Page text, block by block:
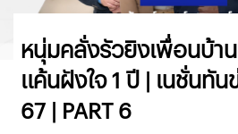
หนุ่มคลั่งรัวยิงเพื่อนบ้า
แค้นฝังใจ 1 ปี | เนชั่นทัน
67 | PART 6